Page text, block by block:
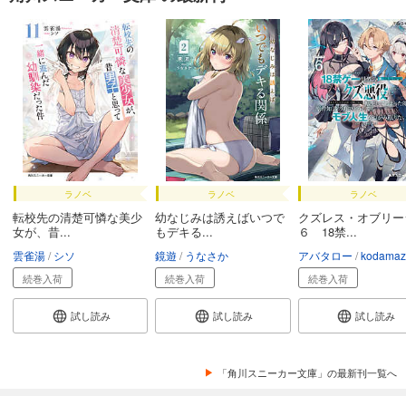
ラノベ
転校先の清楚可憐な美少
女が、昔...
雲雀湯 シソ
続巻入荷
試し読み
ラノベ
幼なじみは誘えばいつで
もデキる...
鏡遊 うなさか
続巻入荷
試し読み
ラノベ
クズレス・オブリ
６ 18禁...
アバタロー
続巻入荷
試し読み
「角川スニーカー文庫」の最新刊一覧へ